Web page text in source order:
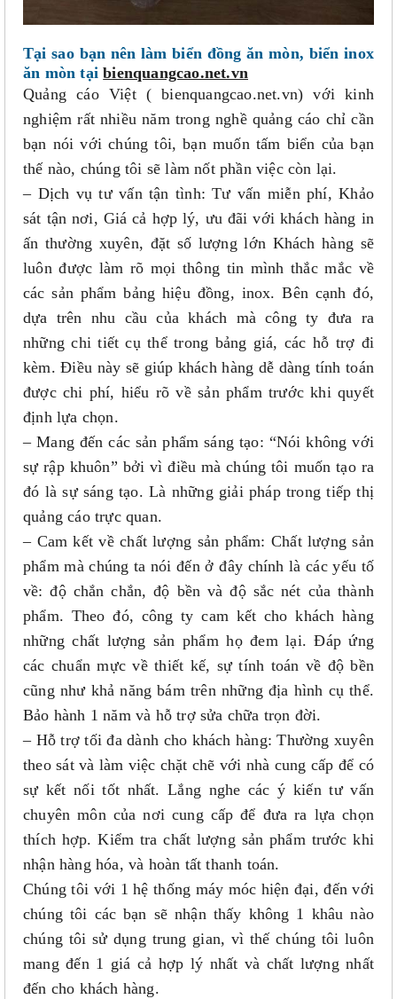
Tại sao bạn nên làm biển đồng ăn mòn, biển inox
ăn mòn tại bienquangcao.net.vn
Quảng cáo Việt( bienquangcao.net.vn) với kinh
nghiệm rất nhiều năm trong nghề quảng cáo chỉ cần
bạn nói với chúng tôi, bạn muốn tấm biển của bạn
thế nào, chúng tôi sẽ làm nốt phần việc còn lại.
– Dịch vụ tư vấn tận tình: Tư vấn miễn phí, Khảo
sát tận nơi, Giá cả hợp lý, ưu đãi với khách hàng in
ấn thường xuyên, đặt số lượng lớn Khách hàng sẽ
luôn được làm rõ mọi thông tin mình thắc mắc về
các sản phẩm bảng hiệu đồng, inox. Bên cạnh đó,
dựa trên nhu cầu của khách mà công ty đưa ra
những chi tiết cụ thể trong bảng giá, các hỗ trợ đi
kèm. Điều này sẽ giúp khách hàng dễ dàng tính toán
được chi phí, hiểu rõ về sản phẩm trước khi quyết
định lựa chọn.
– Mang đến các sản phẩm sáng tạo: “Nói không với
sự rập khuôn” bởi vì điều mà chúng tôi muốn tạo ra
đó là sự sáng tạo. Là những giải pháp trong tiếp thị
quảng cáo trực quan.
– Cam kết về chất lượng sản phẩm: Chất lượng sản
phẩm mà chúng ta nói đến ở đây chính là các yếu tố
về: độ chắn chắn, độ bền và độ sắc nét của thành
phẩm. Theo đó, công ty cam kết cho khách hàng
những chất lượng sản phẩm họ đem lại. Đáp ứng
các chuẩn mực về thiết kế, sự tính toán về độ bền
cũng như khả năng bám trên những địa hình cụ thể.
Bảo hành 1 năm và hỗ trợ sửa chữa trọn đời.
– Hỗ trợ tối đa dành cho khách hàng: Thường xuyên
theo sát và làm việc chặt chẽ với nhà cung cấp để có
sự kết nối tốt nhất. Lắng nghe các ý kiến tư vấn
chuyên môn của nơi cung cấp để đưa ra lựa chọn
thích hợp. Kiểm tra chất lượng sản phẩm trước khi
nhận hàng hóa, và hoàn tất thanh toán.
Chúng tôi với 1 hệ thống máy móc hiện đại, đến với
chúng tôi các bạn sẽ nhận thấy không 1 khâu nào
chúng tôi sử dụng trung gian, vì thế chúng tôi luôn
mang đến 1 giá cả hợp lý nhất và chất lượng nhất
đến cho khách hàng.